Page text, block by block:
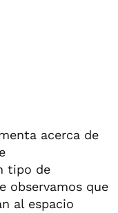
acerca de
tipo de
observamos que
al espacio